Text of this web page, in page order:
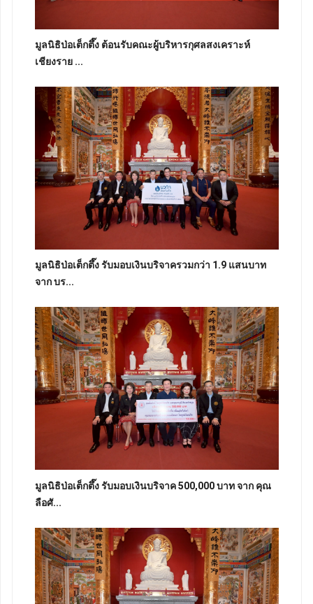
มูลนิธิป่อเต็กตึ๊ง ต้อนรับคณะผู้บริหารกุศลสงเคราะห์
เชียงราย ...
มูลนิธิป่อเต็กตึ๊ง รับมอบเงินบริจาครวมกว่า 1.9 แสนบาท
จาก บร...
มูลนิธิป่อเต็กตึ๊ง รับมอบเงินบริจาค 500,000 บาท จาก คุณ
ลือศั...